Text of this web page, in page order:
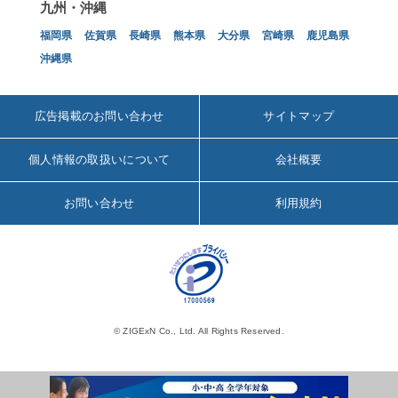
九州・沖縄
福岡県 佐賀県 長崎県 熊本県 大分県 宮崎県
鹿児島県
沖縄県
広告掲載のお問い合わせ サイトマップ
個人情報の取扱いについて 会社概要
お問い合わせ 利用規約
© ZIGExN Co., Ltd. All Rights Reserved.